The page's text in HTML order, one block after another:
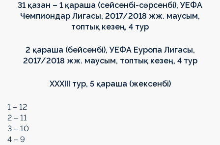
31 қазан – 1 қараша (сейсенбі-сәрсенбі),УЕФА
Чемпиондар Лигасы, 2017/2018 жж. маусым,
топтық кезең, 4 тур
2 қараша (бейсенбі),УЕФА Еуропа Лигасы,
2017/2018 жж. маусым, топтық кезең, 4 тур
XXXIII тур, 5 қараша (жексенбі)
1 – 12
2 – 11
3 – 10
4 – 9